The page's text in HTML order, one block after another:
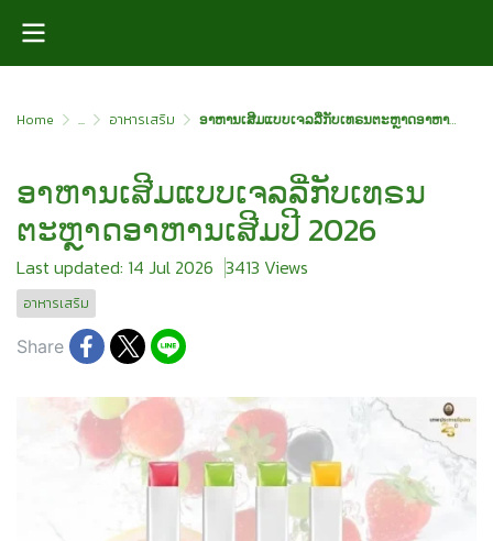
Home ... อาหารเสริม ອາຫານເສີມແບບເຈລລີ່ກັບເທຣນຕະຫຼາດອາຫານເສີມປີ 2026
ອາຫານເສີມແບບເຈລລີ່ກັບເທຣນ
ຕະຫຼາດອາຫານເສີມປີ 2026
Last updated: 14 Jul 2026 3413 Views
อาหารเสริม
Share